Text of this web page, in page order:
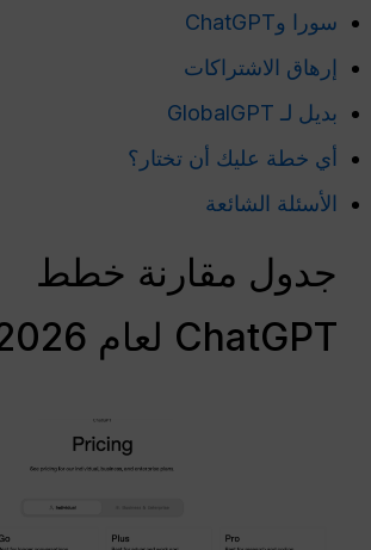
سورا وChatGPT
إرهاق الاشتراكات
بديل لـ GlobalGPT
أي خطة عليك أن تختار؟
الأسئلة الشائعة
جدول مقارنة خطط
ChatGPT لعام 2026